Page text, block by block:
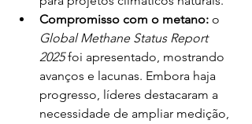
Compromisso com o metano: o
Global Methane Status Report
2025 foi apresentado, mostrando
avanços e lacunas. Embora haja
progresso, líderes destacaram a
necessidade de ampliar medição,